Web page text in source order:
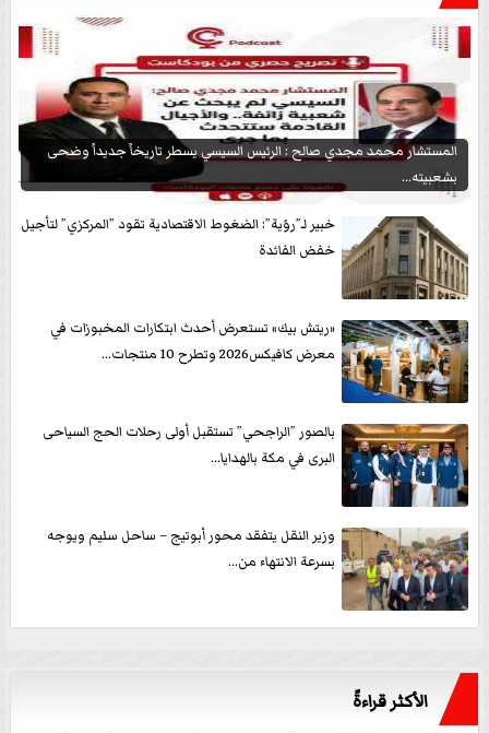
المستشار محمد مجدي صالح : الرئيس السيسي يسطر تاريخاً جديداً وضحى
بشعبيته...
خبير لـ”رؤية”: الضغوط الاقتصادية تقود ”المركزي” لتأجيل
خفض الفائدة
«ريتش بيك» تستعرض أحدث ابتكارات المخبوزات في
معرض كافيكس2026 وتطرح 10 منتجات...
بالصور ”الراجحي” تستقبل أولى رحلات الحج السياحى
البرى في مكة بالهدايا...
وزير النقل يتفقد محور أبوتيج – ساحل سليم ويوجه
بسرعة الانتهاء من...
الأكثر قراءةً